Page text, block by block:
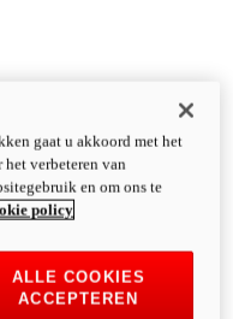
gaat u akkoord met het
verbeteren van
en om ons te
policy
ALLE COOKIES
ACCEPTEREN